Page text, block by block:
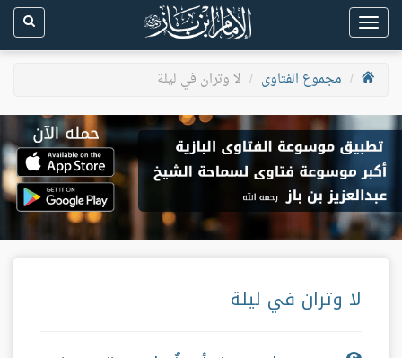
Toggle
navigation
مجموع الفتاوى
لا وتران في ليلة
لا وتران في ليلة